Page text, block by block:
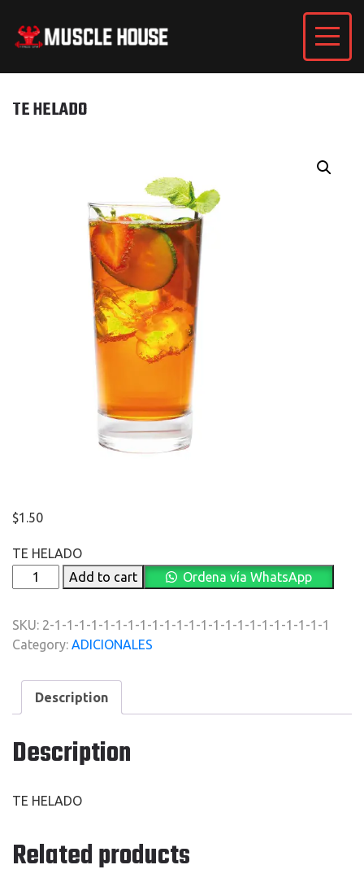
TE HELADO
$1.50
TE HELADO
HELADO
Add to cart Ordena vía WhatsApp
SKU: 2-1-1-1-1-1-1-1-1-1-1-1-1-1-1-1-1-1-1-1-1-1-1-1
Category: ADICIONALES
Description
Description
TE HELADO
Related products